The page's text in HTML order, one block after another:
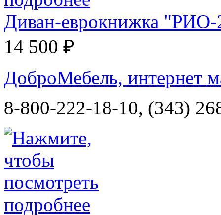
Диван-еврокнижка
14 500 ₽
ДоброМебель, интернет
8-800-222-18-10, (343)